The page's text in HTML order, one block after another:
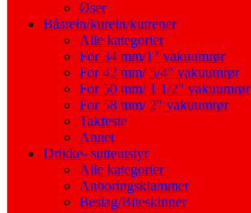
Øser
Båsrein/kurein/kutrener
Alle kategorier
For 34 mm/1″ vakuumrør
For 42 mm/ 5/4″ vakuumrør
For 50 mm/ 1 1/2″ vakuumrør
For 58 mm/ 2″ vakuumrør
Takfeste
Annet
Drikke- sutteutstyr
Alle kategorier
Anboringsklammer
Beslag/Biteskinner